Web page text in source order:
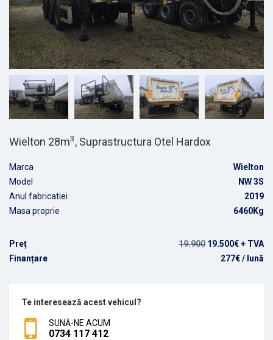
Wielton 28m3, Suprastructura Otel Hardox
Marca
Wielton
Model
NW 3S
Anul fabricatiei
2019
Masa proprie
6460Kg
Preț 19.900 19.500€ + TVA
Finanțare
277€/ lună
Te interesează acest vehicul?
SUNĂ-NE ACUM
0734 117 412